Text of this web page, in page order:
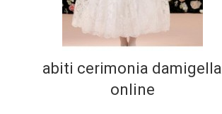
abiti cerimonia damigella
online